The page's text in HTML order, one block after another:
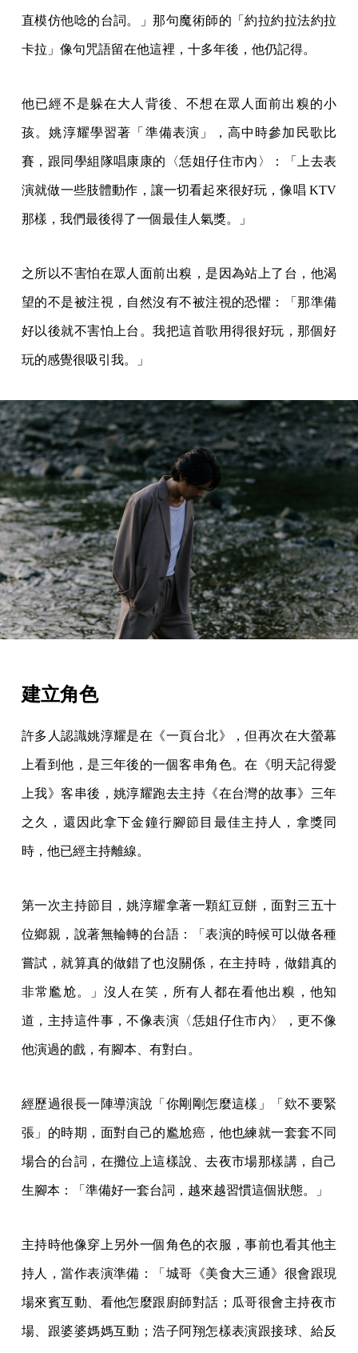
直模仿他唸的台詞。」那句魔術師的「約拉約拉法約拉
卡拉」像句咒語留在他這裡，十多年後，他仍記得。
他已經不是躲在大人背後、不想在眾人面前出糗的小
孩。姚淳耀學習著「準備表演」，高中時參加民歌比
賽，跟同學組隊唱康康的〈恁姐仔住市內〉：「上去表
演就做一些肢體動作，讓一切看起來很好玩，像唱 KTV
那樣，我們最後得了一個最佳人氣獎。」
之所以不害怕在眾人面前出糗，是因為站上了台，他渴
望的不是被注視，自然沒有不被注視的恐懼：「那準備
好以後就不害怕上台。我把這首歌用得很好玩，那個好
玩的感覺很吸引我。」
建立角色
許多人認識姚淳耀是在《一頁台北》，但再次在大螢幕
上看到他，是三年後的一個客串角色。在《明天記得愛
上我》客串後，姚淳耀跑去主持《在台灣的故事》三年
之久，還因此拿下金鐘行腳節目最佳主持人，拿獎同
時，他已經主持離線。
第一次主持節目，姚淳耀拿著一顆紅豆餅，面對三五十
位鄉親，說著無輪轉的台語：「表演的時候可以做各種
嘗試，就算真的做錯了也沒關係，在主持時，做錯真的
非常尷尬。」沒人在笑，所有人都在看他出糗，他知
道，主持這件事，不像表演〈恁姐仔住市內〉，更不像
他演過的戲，有腳本、有對白。
經歷過很長一陣導演說「你剛剛怎麼這樣」「欸不要緊
張」的時期，面對自己的尷尬癌，他也練就一套套不同
場合的台詞，在攤位上這樣說、去夜市場那樣講，自己
生腳本：「準備好一套台詞，越來越習慣這個狀態。」
主持時他像穿上另外一個角色的衣服，事前也看其他主
持人，當作表演準備：「城哥《美食大三通》很會跟現
場來賓互動、看他怎麼跟廚師對話；瓜哥很會主持夜市
場、跟婆婆媽媽互動；浩子阿翔怎樣表演跟接球、給反